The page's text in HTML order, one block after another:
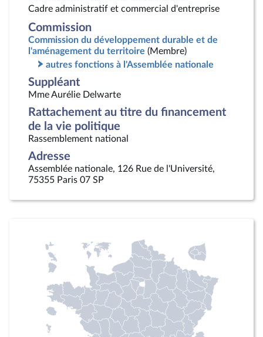
Cadre administratif et commercial d'entreprise
Commission
Commission du développement durable et de
l'aménagement du territoire (Membre)
autres fonctions à l'Assemblée nationale
Suppléant
Mme Aurélie Delwarte
Rattachement au titre du financement
de la vie politique
Rassemblement national
Adresse
Assemblée nationale, 126 Rue de l'Université,
75355 Paris 07 SP